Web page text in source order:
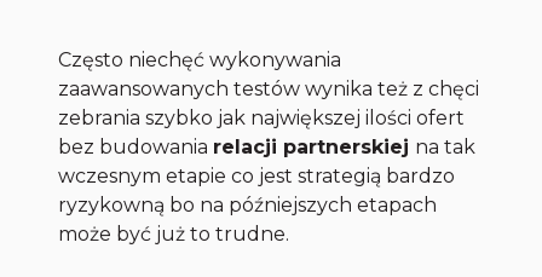
Często niechęć wykonywania
zaawansowanych testów wynika też z chęci
zebrania szybko jak największej ilości ofert
bez budowania relacji partnerskiej na tak
wczesnym etapie co jest strategią bardzo
ryzykowną bo na późniejszych etapach
może być już to trudne.